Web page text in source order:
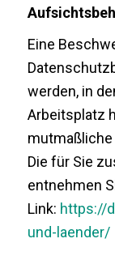
Eine
werden, in
Arbeitsplatz
Die für Sie
entnehmen
Link: https://
und-laender/